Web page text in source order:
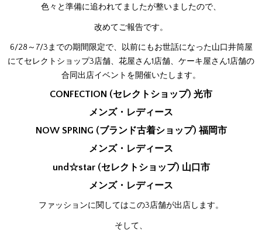
色々と準備に追われてましたが整いましたので、
改めてご報告です。
6/28～7/3までの期間限定で、以前にもお世話になった山口井筒屋
にてセレクトショップ3店舗、花屋さん1店舗、ケーキ屋さん1店舗の
合同出店イベントを開催いたします。
CONFECTION (セレクトショップ) 光市
メンズ・レディース
NOW SPRING (ブランド古着ショップ) 福岡市
メンズ・レディース
und☆star (セレクトショップ) 山口市
メンズ・レディース
ファッションに関してはこの3店舗が出店します。
そして、